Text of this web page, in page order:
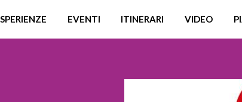
EVENTI ITINERARI VIDEO